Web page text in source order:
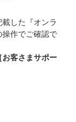
した『オンラ
作でご確認で
客さまサポー